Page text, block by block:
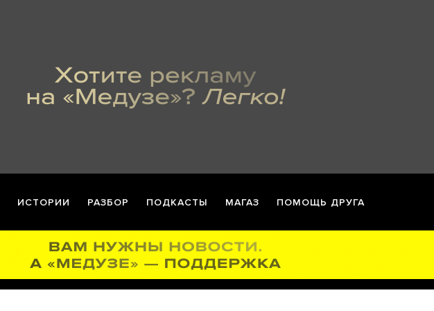
ИСТОРИИ РАЗБОР ПОДКАСТЫ МАГАЗ ПОМОЩЬ ДРУГА